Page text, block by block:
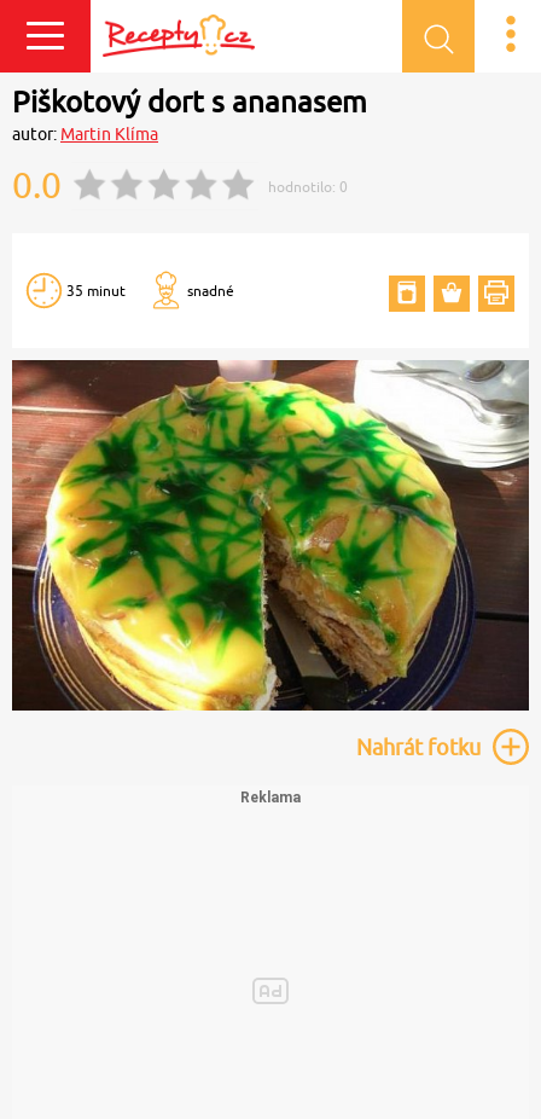
Přihlásit se
Piškotový dort s ananasem
autor: Martin Klíma
0.0 hodnotilo: 0
35 minut snadné
Nahrátfotku